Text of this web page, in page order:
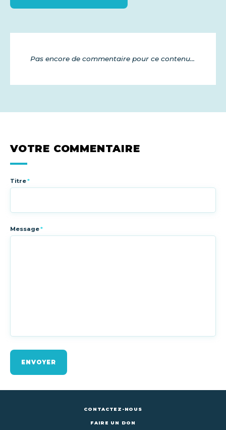
Pas encore de commentaire pour ce contenu...
VOTRE COMMENTAIRE
Titre*
Message*
ENVOYER
CONTACTEZ-NOUS
FAIRE UN DON